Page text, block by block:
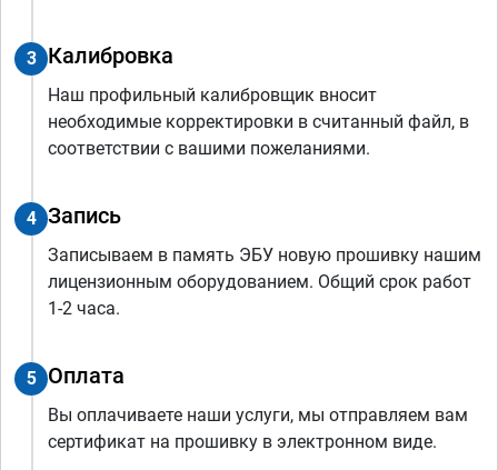
3 Калибровка
Наш профильный калибровщик вносит
необходимые корректировки в считанный файл, в
соответствии с вашими пожеланиями.
4 Запись
Записываем в память ЭБУ новую прошивку нашим
лицензионным оборудованием. Общий срок работ
1-2 часа.
5 Оплата
Вы оплачиваете наши услуги, мы отправляем вам
сертификат на прошивку в электронном виде.